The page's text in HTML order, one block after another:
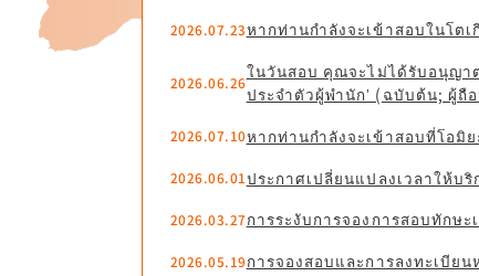
2026.07.23หากท่านกำลังจะเข้าสอบในโต
2026.06.26
ในวันสอบ คุณจะไม่ได้รับอนุญา
ประจำตัวผู้พำนัก’ (ฉบับต้น; ผู้ถื
2026.07.10หากท่านกำลังจะเข้าสอบที่โอมิ
2026.06.01ประกาศเปลี่ยนแปลงเวลาให้บ
2026.03.27การระงับการจองการสอบทักษ
2026.05.19การจองสอบและการลงทะเบีย